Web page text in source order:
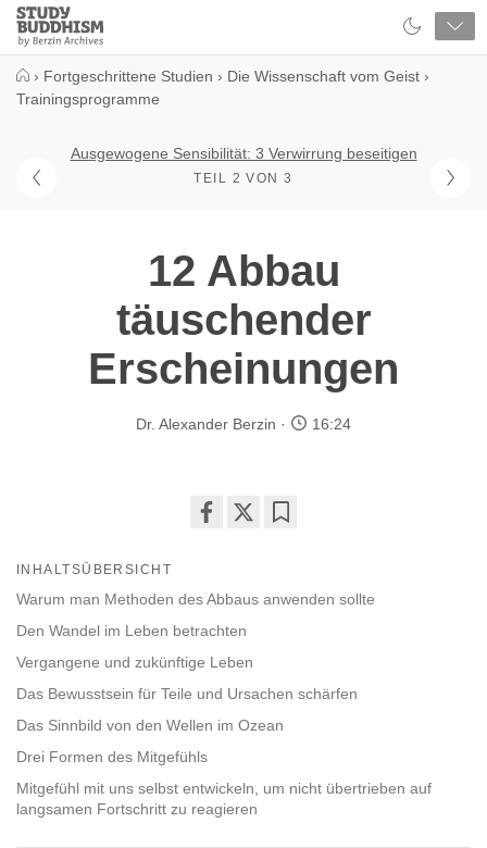
Close
Study
Buddhism
› Fortgeschrittene Studien › Die Wissenschaft vom Geist ›
Trainingsprogramme
Ausgewogene Sensibilität: 3 Verwirrung beseitigen
TEIL 2 VON 3
12 Abbau
täuschender
Erscheinungen
Dr. Alexander Berzin 16:24
facebook
INHALTSÜBERSICHT
Warum man Methoden des Abbaus anwenden sollte
Den Wandel im Leben betrachten
Vergangene und zukünftige Leben
Das Bewusstsein für Teile und Ursachen schärfen
Das Sinnbild von den Wellen im Ozean
Drei Formen des Mitgefühls
Mitgefühl mit uns selbst entwickeln, um nicht übertrieben auf
langsamen Fortschritt zu reagieren